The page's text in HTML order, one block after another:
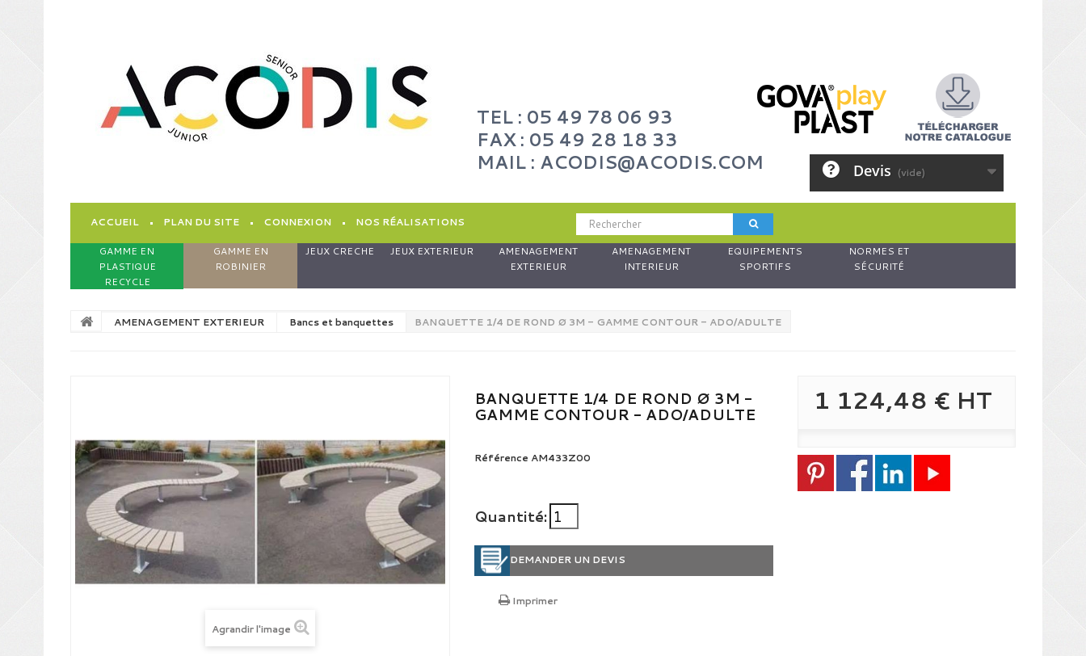
TEL : 05 49 78 06 93
FAX : 05 49 28 18 33
MAIL : ACODIS@ACODIS.COM
Devis (vide)
ACCUEIL PLAN DU SITE CONNEXION NOS RÉALISATIONS
GAMME EN
PLASTIQUE
RECYCLE
GAMME EN
ROBINIER
JEUX CRECHE JEUX EXTERIEUR
AMENAGEMENT
EXTERIEUR
AMENAGEMENT
INTERIEUR
EQUIPEMENTS
SPORTIFS
NORMES ET
SÉCURITÉ
AMENAGEMENT EXTERIEUR Bancs et banquettes BANQUETTE 1/4 DE ROND Ø 3M - GAMME CONTOUR - ADO/ADULTE
Agrandir l'image
BANQUETTE 1/4 DE ROND Ø 3M -
GAMME CONTOUR - ADO/ADULTE
Référence AM433Z00
Quantité:
DEMANDER UN DEVIS
Imprimer
1 124,48 € HT